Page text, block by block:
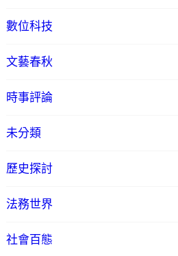
數位科技
文藝春秋
時事評論
未分類
歷史探討
法務世界
社會百態